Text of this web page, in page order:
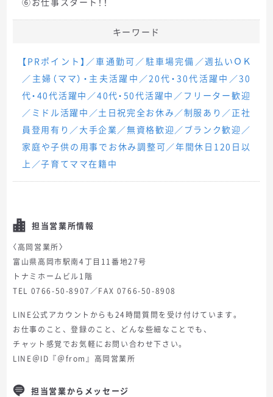
キーワード
【PRポイント】／車通勤可／駐車場完備／週払いＯＫ
／主婦（ママ）・主夫活躍中／20代・30代活躍中／30
代・40代活躍中／40代・50代活躍中／フリーター歓迎
／ミドル活躍中／土日祝完全お休み／制服あり／正社
員登用有り／大手企業／無資格歓迎／ブランク歓迎／
家庭や子供の用事でお休み調整可／年間休日120日以
上／子育てママ在籍中
担当営業所情報
〈高岡営業所〉
富山県高岡市駅南4丁目11番地27号
トナミホームビル1階
TEL 0766-50-8907／FAX 0766-50-8908
LINE公式アカウントからも24時間質問を受け付けています。
お仕事のこと、登録のこと、どんな些細なことでも、
チャット感覚でお気軽にお問い合わせ下さい。
LINE＠ID『＠from』高岡営業所
担当営業からメッセージ